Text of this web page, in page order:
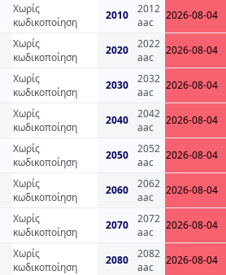
Χωρίς
κωδικοποίηση
2010
2012
aac
2026-08-04
Χωρίς
κωδικοποίηση
2020
2022
aac
2026-08-04
Χωρίς
κωδικοποίηση
2030
2032
aac
2026-08-04
Χωρίς
κωδικοποίηση
2040
2042
aac
2026-08-04
Χωρίς
κωδικοποίηση
2050
2052
aac
2026-08-04
Χωρίς
κωδικοποίηση
2060
2062
aac
2026-08-04
Χωρίς
κωδικοποίηση
2070
2072
aac
2026-08-04
Χωρίς
κωδικοποίηση
2080
2082
aac
2026-08-04